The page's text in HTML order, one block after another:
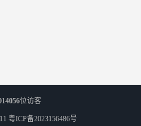
位访客
粤ICP备2023156486号